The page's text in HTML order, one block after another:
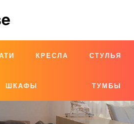
КРЕСЛА СТУЛЬЯ
ШКАФЫ ТУМБЫ